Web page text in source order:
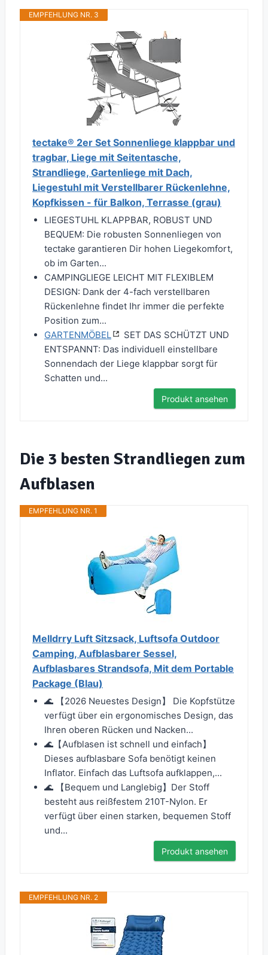
EMPFEHLUNG NR. 3
tectake® 2er Set Sonnenliege klappbar und
tragbar, Liege mit Seitentasche,
Strandliege, Gartenliege mit Dach,
Liegestuhl mit Verstellbarer Rückenlehne,
Kopfkissen - für Balkon, Terrasse (grau)
LIEGESTUHL KLAPPBAR, ROBUST UND
BEQUEM: Die robusten Sonnenliegen von
tectake garantieren Dir hohen Liegekomfort,
ob im Garten...
CAMPINGLIEGE LEICHT MIT FLEXIBLEM
DESIGN: Dank der 4-fach verstellbaren
Rückenlehne findet Ihr immer die perfekte
Position zum...
GARTENMÖBEL
SET DAS SCHÜTZT UND
ENTSPANNT: Das individuell einstellbare
Sonnendach der Liege klappbar sorgt für
Schatten und...
Produkt ansehen
Die 3 besten Strandliegen zum
Aufblasen
EMPFEHLUNG NR. 1
Melldrry Luft Sitzsack, Luftsofa Outdoor
Camping, Aufblasbarer Sessel,
Aufblasbares Strandsofa, Mit dem Portable
Package (Blau)
🌊 【2026 Neuestes Design】 Die Kopfstütze
verfügt über ein ergonomisches Design, das
Ihren oberen Rücken und Nacken...
🌊【Aufblasen ist schnell und einfach】
Dieses aufblasbare Sofa benötigt keinen
Inflator. Einfach das Luftsofa aufklappen,...
🌊 【Bequem und Langlebig】Der Stoff
besteht aus reißfestem 210T-Nylon. Er
verfügt über einen starken, bequemen Stoff
und...
Produkt ansehen
EMPFEHLUNG NR. 2